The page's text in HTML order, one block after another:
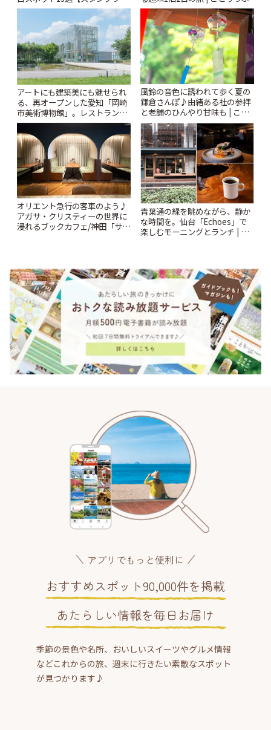
ー開催中】 | ことりっぷ
アートにも建築美にも魅せられ
る、再オープンした愛知「岡崎
市美術博物館」。レストランや
ショップも充実 | ことりっぷ
風鈴の音色に誘われて歩く夏の
鎌倉さんぽ♪由緒ある社の参拝
と老舗のひんやり甘味も | こと
りっぷ
オリエント急行の客車のよう♪
アガサ・クリスティーの世界に
浸れるブックカフェ/神田「サロ
青葉通の緑を眺めながら、静か
な時間を。仙台「Echoes」で
楽しむモーニングとランチ | こ
アプリでもっと便利に
おすすめスポット90,000件を掲載
あたらしい情報を毎日お届け
季節の景色や名所、おいしいスイーツやグルメ情報
などこれからの旅、週末に行きたい素敵なスポット
が見つかります♪